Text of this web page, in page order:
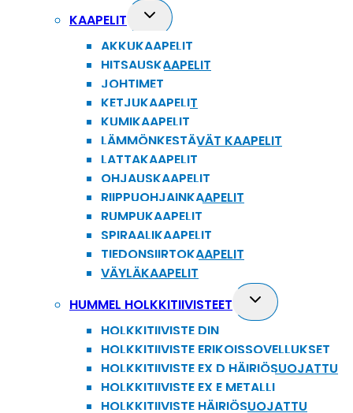
menu
KAAPELIT
Toggle
child
menu
AKKUKAAPELIT
HITSAUSKAAPELIT
JOHTIMET
KETJUKAAPELIT
KUMIKAAPELIT
LÄMMÖNKESTÄVÄT KAAPELIT
LATTAKAAPELIT
OHJAUSKAAPELIT
RIIPPUOHJAINKAAPELIT
RUMPUKAAPELIT
SPIRAALIKAAPELIT
TIEDONSIIRTOKAAPELIT
VÄYLÄKAAPELIT
HUMMEL HOLKKITIIVISTEET
Toggle
child
HOLKKITIIVISTE DIN
HOLKKITIIVISTE ERIKOISSOVELLUKSET
HOLKKITIIVISTE EX D HÄIRIÖSUOJATTU
HOLKKITIIVISTE EX E METALLI
HOLKKITIIVISTE HÄIRIÖSUOJATTU